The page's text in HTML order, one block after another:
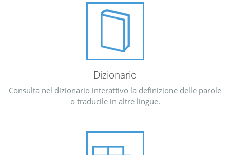
Dizionario
Consulta nel dizionario interattivo la definizione delle parole
o traducile in altre lingue.